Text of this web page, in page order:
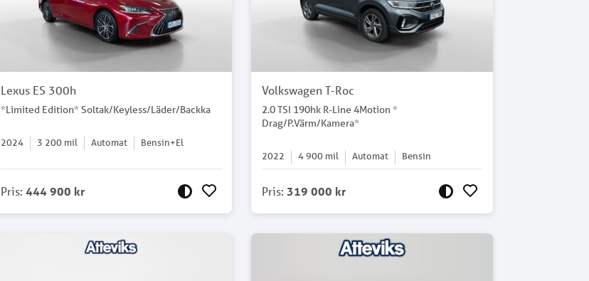
Lexus ES 300h
*Limited Edition* Soltak/Keyless/Läder/Backka
2024 3 200 mil Automat Bensin+El
Pris:444 900 kr
Volkswagen T-Roc
2.0 TSI 190hk R-Line 4Motion *
Drag/P.Värm/Kamera*
2022 4 900mil Automat Bensin
Pris: 319 000 kr